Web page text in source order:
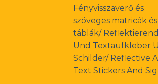
Fényvisszaverő és
szöveges matricák és
táblák/
Und Textaufkleber
Schilder/ Reflective
Text Stickers And